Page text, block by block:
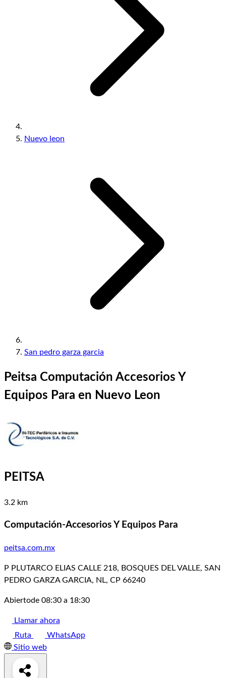
Nuevo leon
San pedro garza garcia
Peitsa Computación Accesorios Y
Equipos Para en Nuevo Leon
PEITSA
3.2 km
Computación-Accesorios Y Equipos Para
peitsa.com.mx
P PLUTARCO ELIAS CALLE 218, BOSQUES DEL VALLE, SAN
PEDRO GARZA GARCIA, NL, CP 66240
Abiertode 08:30 a 18:30
Llamar ahora
Ruta
WhatsApp
Sitio web